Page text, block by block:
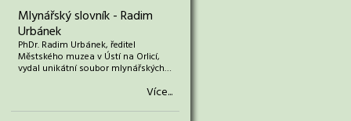
Mlynářský slovník - Radim
Urbánek
PhDr. Radim Urbánek, ředitel
Městského muzea v Ústí na Orlicí,
vydal unikátní soubor mlynářských…
Více...